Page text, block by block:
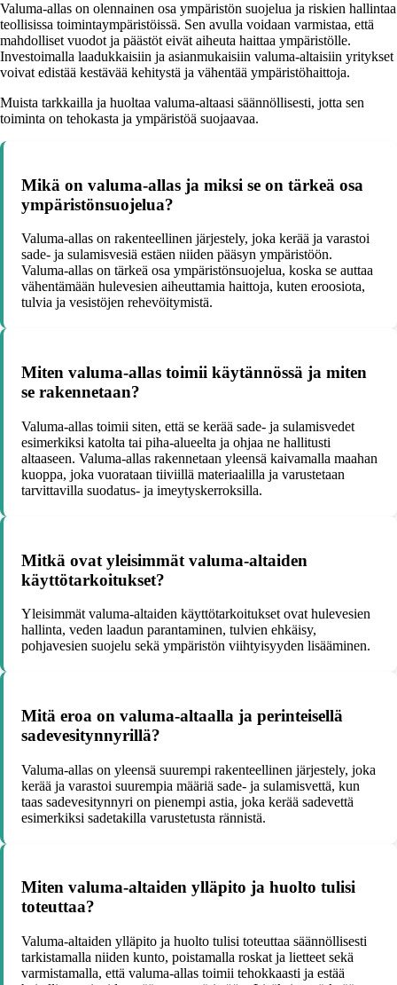
Valuma-allas on olennainen osa ympäristön suojelua ja riskien hallintaa
teollisissa toimintaympäristöissä. Sen avulla voidaan varmistaa, että
mahdolliset vuodot ja päästöt eivät aiheuta haittaa ympäristölle.
Investoimalla laadukkaisiin ja asianmukaisiin valuma-altaisiin yritykset
voivat edistää kestävää kehitystä ja vähentää ympäristöhaittoja.
Muista tarkkailla ja huoltaa valuma-altaasi säännöllisesti, jotta sen
toiminta on tehokasta ja ympäristöä suojaavaa.
Mikä on valuma-allas ja miksi se on tärkeä osa
ympäristönsuojelua?
Valuma-allas on rakenteellinen järjestely, joka kerää ja varastoi
sade- ja sulamisvesiä estäen niiden pääsyn ympäristöön.
Valuma-allas on tärkeä osa ympäristönsuojelua, koska se auttaa
vähentämään hulevesien aiheuttamia haittoja, kuten eroosiota,
tulvia ja vesistöjen rehevöitymistä.
Miten valuma-allas toimii käytännössä ja miten
se rakennetaan?
Valuma-allas toimii siten, että se kerää sade- ja sulamisvedet
esimerkiksi katolta tai piha-alueelta ja ohjaa ne hallitusti
altaaseen. Valuma-allas rakennetaan yleensä kaivamalla maahan
kuoppa, joka vuorataan tiiviillä materiaalilla ja varustetaan
tarvittavilla suodatus- ja imeytyskerroksilla.
Mitkä ovat yleisimmät valuma-altaiden
käyttötarkoitukset?
Yleisimmät valuma-altaiden käyttötarkoitukset ovat hulevesien
hallinta, veden laadun parantaminen, tulvien ehkäisy,
pohjavesien suojelu sekä ympäristön viihtyisyyden lisääminen.
Mitä eroa on valuma-altaalla ja perinteisellä
sadevesitynnyrillä?
Valuma-allas on yleensä suurempi rakenteellinen järjestely, joka
kerää ja varastoi suurempia määriä sade- ja sulamisvettä, kun
taas sadevesitynnyri on pienempi astia, joka kerää sadevettä
esimerkiksi sadetakilla varustetusta rännistä.
Miten valuma-altaiden ylläpito ja huolto tulisi
toteuttaa?
Valuma-altaiden ylläpito ja huolto tulisi toteuttaa säännöllisesti
tarkistamalla niiden kunto, poistamalla roskat ja lietteet sekä
varmistamalla, että valuma-allas toimii tehokkaasti ja estää